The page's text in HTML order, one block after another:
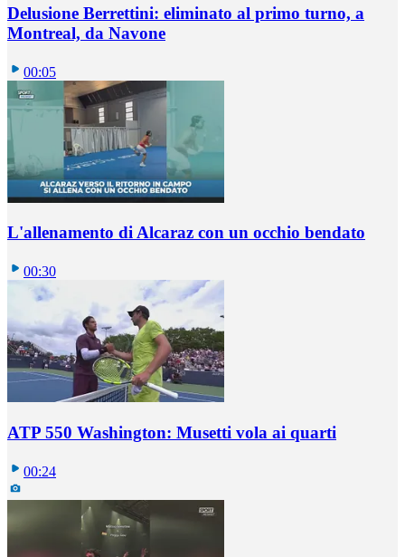
Delusione Berrettini: eliminato al primo turno, a
Montreal, da Navone
00:05
L'allenamento di Alcaraz con un occhio bendato
00:30
ATP 550 Washington: Musetti vola ai quarti
00:24